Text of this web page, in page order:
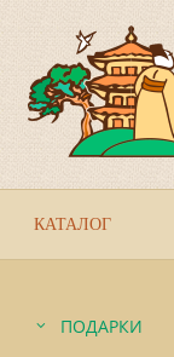
КАТАЛОГ
ПОДАРКИ